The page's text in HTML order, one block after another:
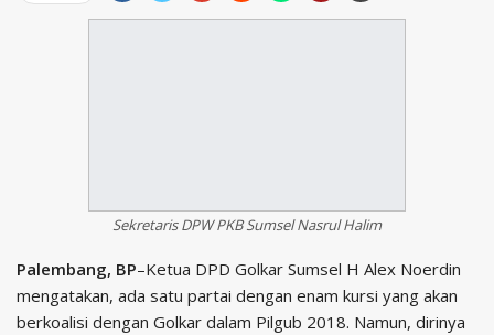
Sekretaris DPW PKB Sumsel Nasrul Halim
Palembang, BP–Ketua DPD Golkar Sumsel H Alex Noerdin
mengatakan, ada satu partai dengan enam kursi yang akan
berkoalisi dengan Golkar dalam Pilgub 2018. Namun, dirinya